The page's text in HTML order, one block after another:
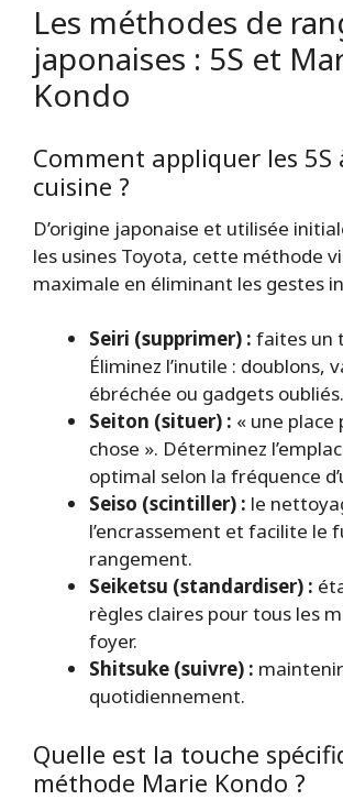
Les méthodes de
japonaises : 5S et
Kondo
Comment appliquer les 5S
cuisine ?
D’origine japonaise et utilisée
les usines Toyota, cette méthode
maximale en éliminant les gestes
Seiri (supprimer) : faites un
Éliminez l’inutile : doublons,
ébréchée ou gadgets oubliés.
Seiton (situer) : « une place
chose ». Déterminez
optimal selon la fréquence
Seiso (scintiller) : le
l’encrassement et facilite le
rangement.
Seiketsu (standardiser) :
règles claires pour tous les
foyer.
Shitsuke (suivre) :
quotidiennement.
Quelle est la touche
méthode Marie Kondo ?